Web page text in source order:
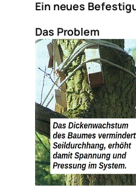
Ein neues
Das Problem